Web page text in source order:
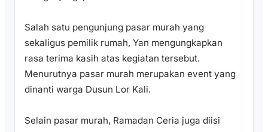
Salah satu pengunjung pasar murah yang
sekaligus pemilik rumah, Yan mengungkapkan
rasa terima kasih atas kegiatan tersebut.
Menurutnya pasar murah merupakan event yang
dinanti warga Dusun Lor Kali.
Selain pasar murah, Ramadan Ceria juga diisi